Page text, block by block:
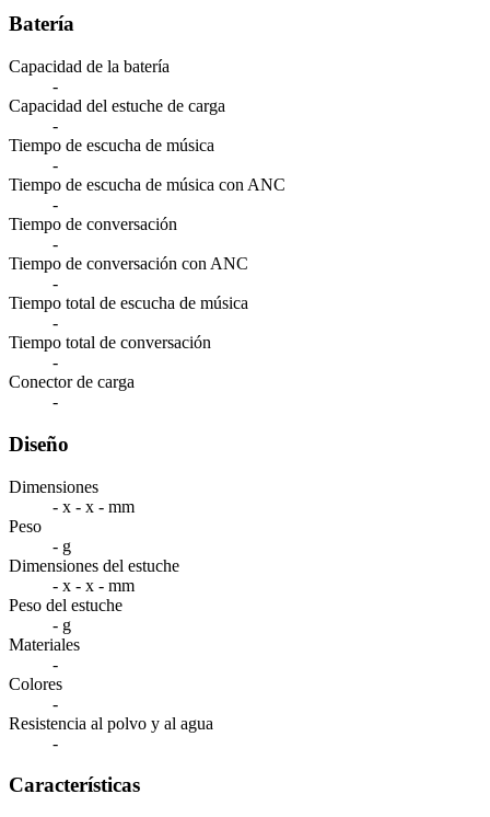
Batería
Capacidad de la batería
-
Capacidad del estuche de carga
-
Tiempo de escucha de música
-
Tiempo de escucha de música con ANC
-
Tiempo de conversación
-
Tiempo de conversación con ANC
-
Tiempo total de escucha de música
-
Tiempo total de conversación
-
Conector de carga
-
Diseño
Dimensiones
- x - x - mm
Peso
- g
Dimensiones del estuche
- x - x - mm
Peso del estuche
- g
Materiales
-
Colores
-
Resistencia al polvo y al agua
-
Características